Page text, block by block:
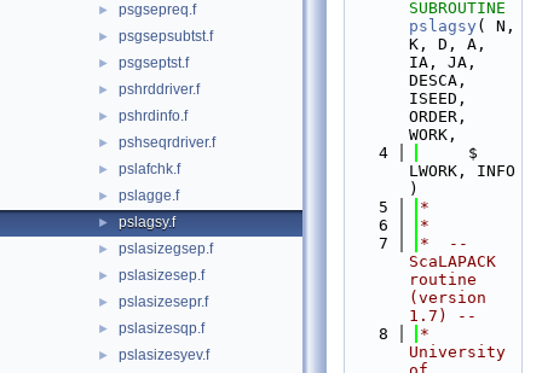
► psgsepreq.f
► psgsepsubtst.f
► psgseptst.f
► pshrddriver.f
► pshrdinfo.f
► pshseqrdriver.f
► pslafchk.f
► pslagge.f
► pslagsy.f
► pslasizegsep.f
► pslasizesep.f
► pslasizesepr.f
► pslasizesqp.f
► pslasizesyev.f
pslagsy ( N,
K, D, A,
IA, JA,
DESCA,
ISEED,
ORDER,
WORK,
    4
     $
LWORK, INFO
)
    5
*
    6
*
    7
*  --
ScaLAPACK
routine
(version
1.7) --
    8
*
University